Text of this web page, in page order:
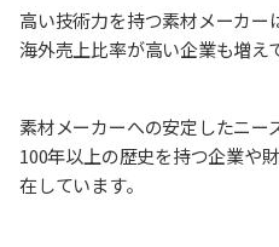
高い技術力を持つ素材メーカー
海外売上比率が高い企業も増え
素材メーカーへの安定したニー
100年以上の歴史を持つ企業や
在しています。